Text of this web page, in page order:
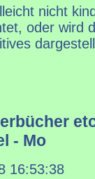
nicht
oder wird
- Mo
16:53:38